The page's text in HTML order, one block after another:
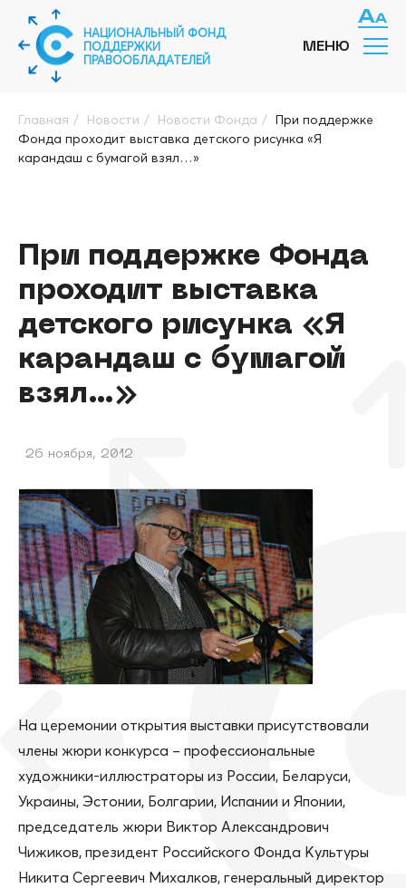
НАЦИОНАЛЬНЫЙ ФОНД
ПОДДЕРЖКИ
ПРАВООБЛАДАТЕЛЕЙ
МЕНЮ
Главная / Новости / Новости Фонда / При поддержке
Фонда проходит выставка детского рисунка «Я
карандаш с бумагой взял…»
При поддержке Фонда
проходит выставка
детского рисунка «Я
карандаш с бумагой
взял…»
26 ноября, 2012
На церемонии открытия выставки присутствовали
члены жюри конкурса – профессиональные
художники-иллюстраторы из России, Беларуси,
Украины, Эстонии, Болгарии, Испании и Японии,
председатель жюри Виктор Александрович
Чижиков, президент Российского Фонда Культуры
Никита Сергеевич Михалков, генеральный директор